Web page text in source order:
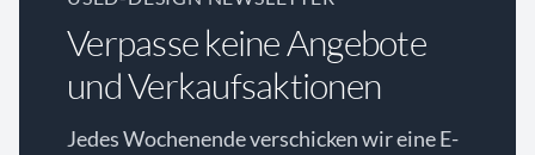
Verpasse keine Angebote
und Verkaufsaktionen
Jedes Wochenende verschicken wir eine E-